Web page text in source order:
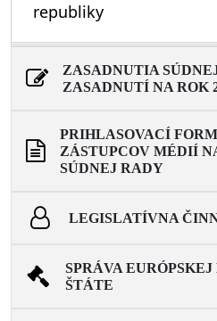
republiky
ZASADNUTIA
ZASADNUTÍ NA ROK
PRIHLASOVACÍ
ZÁSTUPCOV MÉDIÍ
SÚDNEJ RADY
LEGISLATÍVNA
SPRÁVA
ŠTÁTE